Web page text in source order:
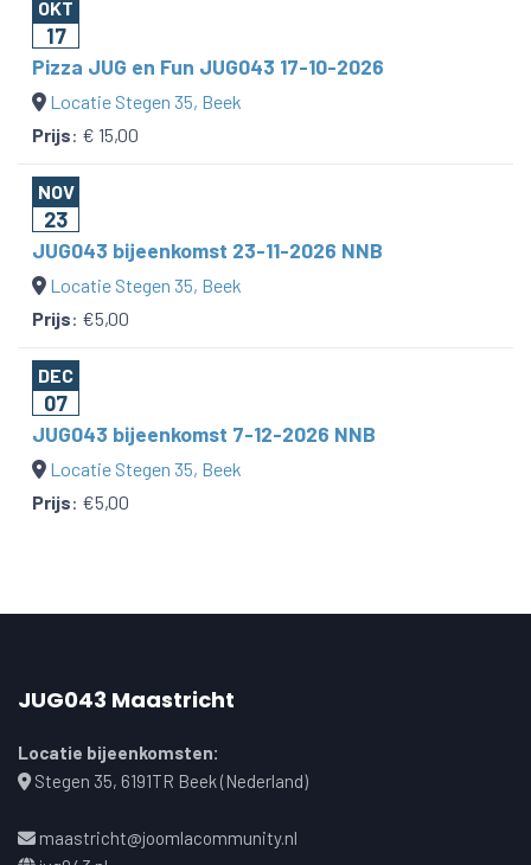
OKT
17
Pizza JUG en Fun JUG043 17-10-2026
Locatie Stegen 35, Beek
Prijs: € 15,00
NOV
23
JUG043 bijeenkomst 23-11-2026 NNB
Locatie Stegen 35, Beek
Prijs: €5,00
DEC
07
JUG043 bijeenkomst 7-12-2026 NNB
Locatie Stegen 35, Beek
Prijs: €5,00
JUG043 Maastricht
Locatie bijeenkomsten:
Stegen 35, 6191TR Beek (Nederland)
maastricht@joomlacommunity.nl